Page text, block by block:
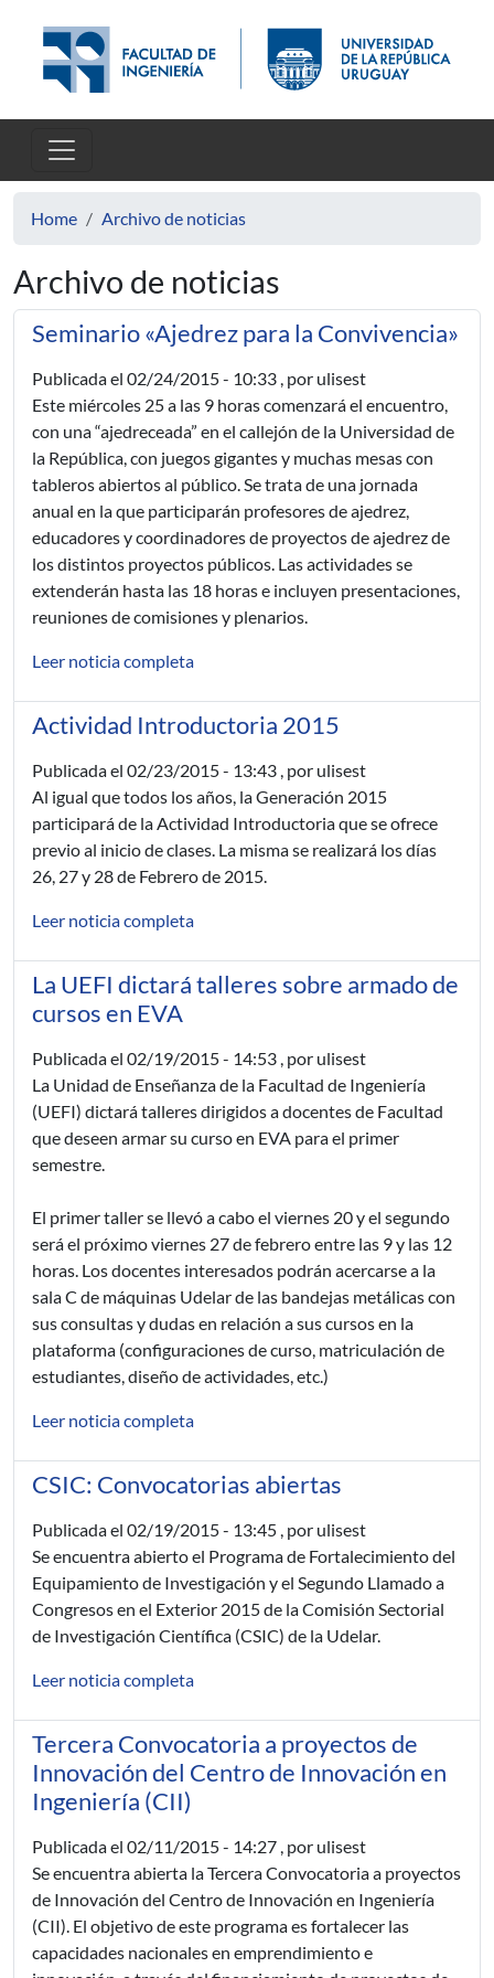
Home Archivo de noticias
Archivo de noticias
Seminario «Ajedrez para la Convivencia»
Publicada el 02/24/2015 - 10:33 , por ulisest
Este miércoles 25 a las 9 horas comenzará el encuentro,
con una “ajedreceada” en el callejón de la Universidad de
la República, con juegos gigantes y muchas mesas con
tableros abiertos al público. Se trata de una jornada
anual en la que participarán profesores de ajedrez,
educadores y coordinadores de proyectos de ajedrez de
los distintos proyectos públicos. Las actividades se
extenderán hasta las 18 horas e incluyen presentaciones,
reuniones de comisiones y plenarios.
Leer noticia completa
Actividad Introductoria 2015
Publicada el 02/23/2015 - 13:43 , por ulisest
Al igual que todos los años, la Generación 2015
participará de la Actividad Introductoria que se ofrece
previo al inicio de clases. La misma se realizará los días
26, 27 y 28 de Febrero de 2015.
Leer noticia completa
La UEFI dictará talleres sobre armado de
cursos en EVA
Publicada el 02/19/2015 - 14:53 , por ulisest
La Unidad de Enseñanza de la Facultad de Ingeniería
(UEFI) dictará talleres dirigidos a docentes de Facultad
que deseen armar su curso en EVA para el primer
semestre.
El primer taller se llevó a cabo el viernes 20 y el segundo
será el próximo viernes 27 de febrero entre las 9 y las 12
horas. Los docentes interesados podrán acercarse a la
sala C de máquinas Udelar de las bandejas metálicas con
sus consultas y dudas en relación a sus cursos en la
plataforma (configuraciones de curso, matriculación de
estudiantes, diseño de actividades, etc.)
Leer noticia completa
CSIC: Convocatorias abiertas
Publicada el 02/19/2015 - 13:45 , por ulisest
Se encuentra abierto el Programa de Fortalecimiento del
Equipamiento de Investigación y el Segundo Llamado a
Congresos en el Exterior 2015 de la Comisión Sectorial
de Investigación Científica (CSIC) de la Udelar.
Leer noticia completa
Tercera Convocatoria a proyectos de
Innovación del Centro de Innovación en
Ingeniería (CII)
Publicada el 02/11/2015 - 14:27 , por ulisest
Se encuentra abierta la Tercera Convocatoria a proyectos
de Innovación del Centro de Innovación en Ingeniería
(CII). El objetivo de este programa es fortalecer las
capacidades nacionales en emprendimiento e